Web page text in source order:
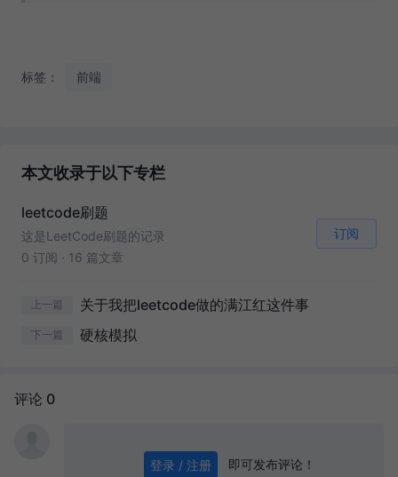
标签： 前端
本文收录于以下专栏
leetcode刷题
这是LeetCode刷题的记录
0 订阅 · 16 篇文章
订阅
上一篇 关于我把leetcode做的满江红这件事
下一篇 硬核模拟
评论 0
登录 / 注册 即可发布评论！